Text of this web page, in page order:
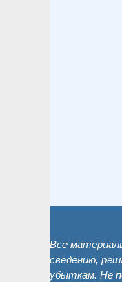
Все
сведению,
убыткам. Не